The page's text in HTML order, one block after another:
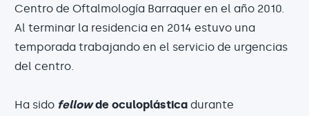
Centro de Oftalmología Barraquer en el año 2010.
Al terminar la residencia en 2014 estuvo una
temporada trabajando en el servicio de urgencias
del centro.
Ha sido fellowde oculoplástica durante